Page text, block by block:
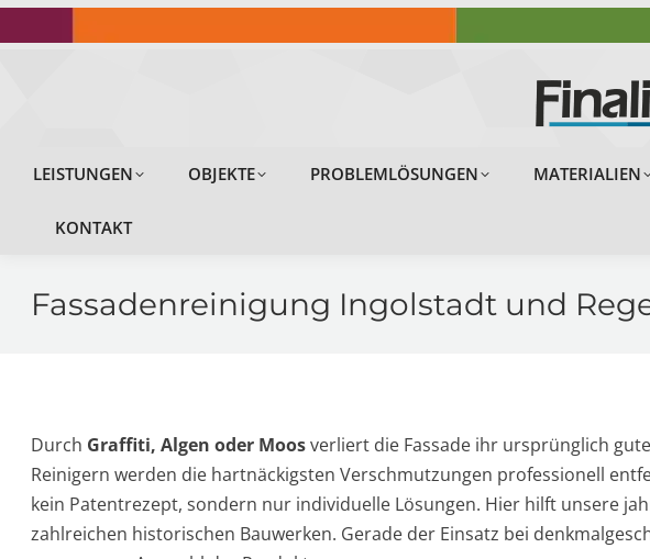
LEISTUNGEN OBJEKTE PROBLEMLÖSUNGEN MATERIALIEN
KONTAKT
Fassadenreinigung Ingolstadt und
Durch Graffiti, Algen oder Moosverliert die Fassade ihr ursprünglich
Reinigern werden die hartnäckigsten Verschmutzungen professionell
kein Patentrezept, sondern nur individuelle Lösungen. Hier hilft unsere
zahlreichen historischen Bauwerken. Gerade der Einsatz bei